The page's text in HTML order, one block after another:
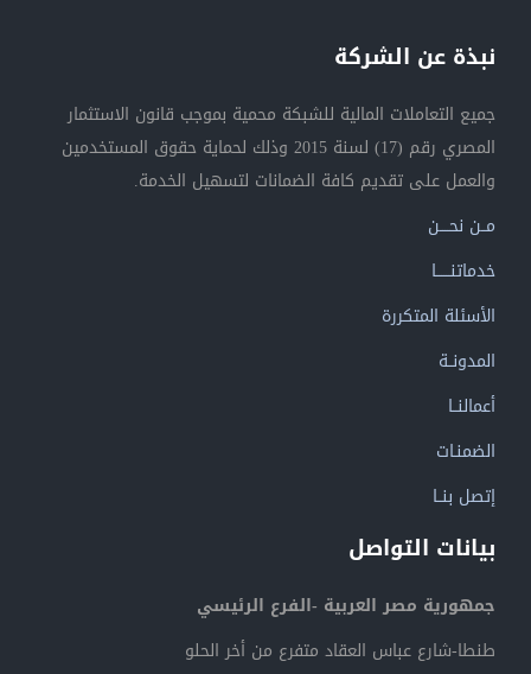
نبذة عن الشركة
جميع التعاملات المالية للشبكة محمية بموجب قانون الاستثمار
المصري رقم (17) لسنة 2015 وذلك لحماية حقوق المستخدمين
والعمل على تقديم كافة الضمانات لتسهيل الخدمة.
مــن نحــــن
خدماتنــــــا
الأسئلة المتكررة
المدونــة
أعمالنــا
الضمنـات
إتصل بنــا
بيانات التواصل
جمهورية مصر العربية -الفرع الرئيسي
طنطا-شارع عباس العقاد متفرع من أخر الحلو